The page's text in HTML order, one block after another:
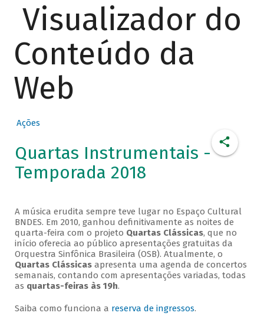
Visualizador do
Conteúdo da
Web
Ações
Quartas Instrumentais -
Temporada 2018
A música erudita sempre teve lugar no Espaço Cultural
BNDES. Em 2010, ganhou definitivamente as noites de
quarta-feira com o projeto Quartas Clássicas, que no
início oferecia ao público apresentações gratuitas da
Orquestra Sinfônica Brasileira (OSB). Atualmente, o
Quartas Clássicasapresenta uma agenda de concertos
semanais, contando com apresentações variadas, todas
as quartas-feiras às 19h.
Saiba como funciona a reserva de ingressos.